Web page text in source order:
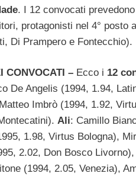
. I 12 convocati
protagonisti nel 4°
Di Prampero e Fontecchio).
CONVOCATI – Ecco i 12
De Angelis (1994, 1.94,
Imbrò (1994, 1.92,
Ali: Camillo
1.98, Virtus Bologna),
2.02, Don Bosco
(1994, 2.05, Venezia),